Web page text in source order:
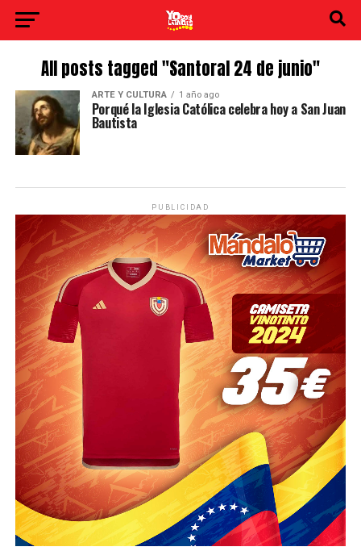
All posts tagged "Santoral 24 de junio"
ARTE Y CULTURA 1 año ago
Porqué la Iglesia Católica celebra hoy a San Juan
Bautista
PUBLICIDAD